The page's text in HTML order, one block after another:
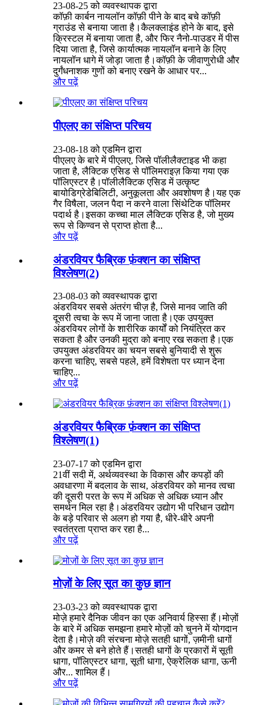
23-08-25 को व्यवस्थापक द्वारा
कॉफ़ी कार्बन नायलॉन कॉफ़ी पीने के बाद बचे कॉफ़ी
ग्राउंड से बनाया जाता है।कैलक्लाइंड होने के बाद, इसे
क्रिस्टल में बनाया जाता है, और फिर नैनो-पाउडर में पीस
दिया जाता है, जिसे कार्यात्मक नायलॉन बनाने के लिए
नायलॉन धागे में जोड़ा जाता है।कॉफ़ी के जीवाणुरोधी और
दुर्गंधनाशक गुणों को बनाए रखने के आधार पर...
और पढ़ें
पीएलए का संक्षिप्त परिचय
23-08-18 को एडमिन द्वारा
पीएलए के बारे में पीएलए, जिसे पॉलीलैक्टाइड भी कहा
जाता है, लैक्टिक एसिड से पॉलिमराइज़ किया गया एक
पॉलिएस्टर है।पॉलीलैक्टिक एसिड में उत्कृष्ट
बायोडिग्रेडेबिलिटी, अनुकूलता और अवशोषण है।यह एक
गैर विषैला, जलन पैदा न करने वाला सिंथेटिक पॉलिमर
पदार्थ है।इसका कच्चा माल लैक्टिक एसिड है, जो मुख्य
रूप से किण्वन से प्राप्त होता है...
और पढ़ें
अंडरवियर फैब्रिक फ़ंक्शन का संक्षिप्त
विश्लेषण(2)
23-08-03 को व्यवस्थापक द्वारा
अंडरवियर सबसे अंतरंग चीज़ है, जिसे मानव जाति की
दूसरी त्वचा के रूप में जाना जाता है।एक उपयुक्त
अंडरवियर लोगों के शारीरिक कार्यों को नियंत्रित कर
सकता है और उनकी मुद्रा को बनाए रख सकता है।एक
उपयुक्त अंडरवियर का चयन सबसे बुनियादी से शुरू
करना चाहिए, सबसे पहले, हमें विशेषता पर ध्यान देना
चाहिए...
और पढ़ें
अंडरवियर फैब्रिक फ़ंक्शन का संक्षिप्त
विश्लेषण(1)
23-07-17 को एडमिन द्वारा
21वीं सदी में, अर्थव्यवस्था के विकास और कपड़ों की
अवधारणा में बदलाव के साथ, अंडरवियर को मानव त्वचा
की दूसरी परत के रूप में अधिक से अधिक ध्यान और
समर्थन मिल रहा है।अंडरवियर उद्योग भी परिधान उद्योग
के बड़े परिवार से अलग हो गया है, धीरे-धीरे अपनी
स्वतंत्रता प्राप्त कर रहा है...
और पढ़ें
मोज़ों के लिए सूत का कुछ ज्ञान
23-03-23 ​​को व्यवस्थापक द्वारा
मोज़े हमारे दैनिक जीवन का एक अनिवार्य हिस्सा हैं।मोज़ों
के बारे में अधिक समझना हमारे मोज़ों को चुनने में योगदान
देता है।मोज़े की संरचना मोज़े सतही धागों, ज़मीनी धागों
और कमर से बने होते हैं।सतही धागों के प्रकारों में सूती
धागा, पॉलिएस्टर धागा, सूती धागा, ऐक्रेलिक धागा, ऊनी
और... शामिल हैं।
और पढ़ें